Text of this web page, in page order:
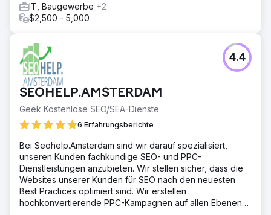
IT, Baugewerbe +2
$2,500 - 5,000
SEOHELP.AMSTERDAM
Geek Kostenlose SEO/SEA-Dienste
6 Erfahrungsberichte
4.4
Bei Seohelp.Amsterdam sind wir darauf spezialisiert,
unseren Kunden fachkundige SEO- und PPC-
Dienstleistungen anzubieten. Wir stellen sicher, dass die
Websites unserer Kunden für SEO nach den neuesten
Best Practices optimiert sind. Wir erstellen
hochkonvertierende PPC-Kampagnen auf allen Ebenen